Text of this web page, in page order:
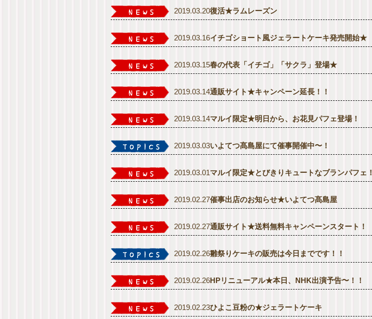
2019.03.20復活★ラムレーズン
2019.03.16イチゴショート風ジェラートケーキ発売開始★
2019.03.15春の代表「イチゴ」「サクラ」登場★
2019.03.14通販サイト★キャンペーン延長！！
2019.03.14マルイ限定★明日から、お花見パフェ登場！
2019.03.03いよてつ髙島屋にて催事開催中〜！
2019.03.01マルイ限定★とびきりキュートなブランパフェ！
2019.02.27催事出店のお知らせ★いよてつ髙島屋
2019.02.27通販サイト★送料無料キャンペーンスタート！
2019.02.26雛祭りケーキの販売は今日までです！！
2019.02.26HPリニューアル★本日、NHK出演予告〜！！
2019.02.23ひよこ豆粉の★ジェラートケーキ